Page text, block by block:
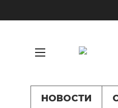
НОВОСТИ